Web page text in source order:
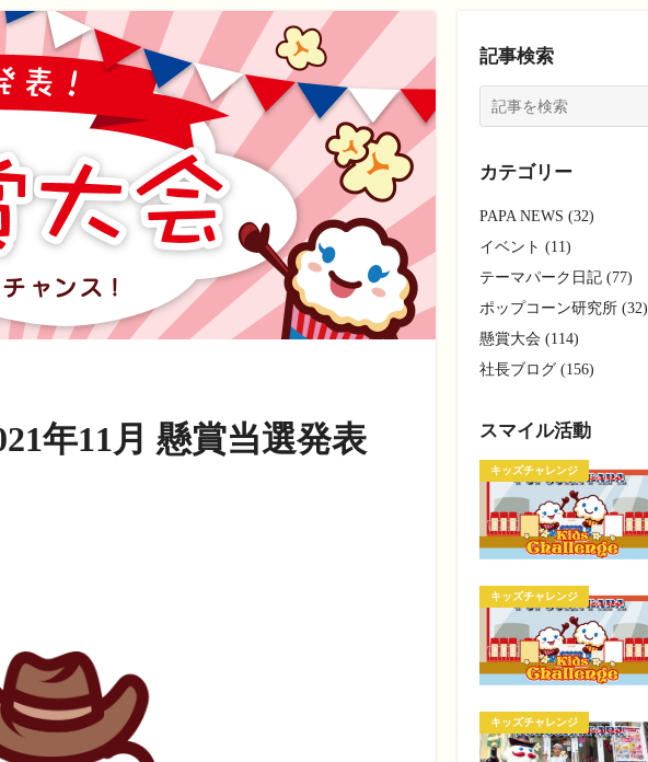
年11月 懸賞当選発表
記事検索
カテゴリー
PAPA NEWS (32)
イベント (11)
テーマパーク日記 (77)
ポップコーン研究所 (32)
懸賞大会 (114)
社長ブログ (156)
スマイル活動
キッズチャレンジ
キッズチャレンジ
キッズチャレンジ